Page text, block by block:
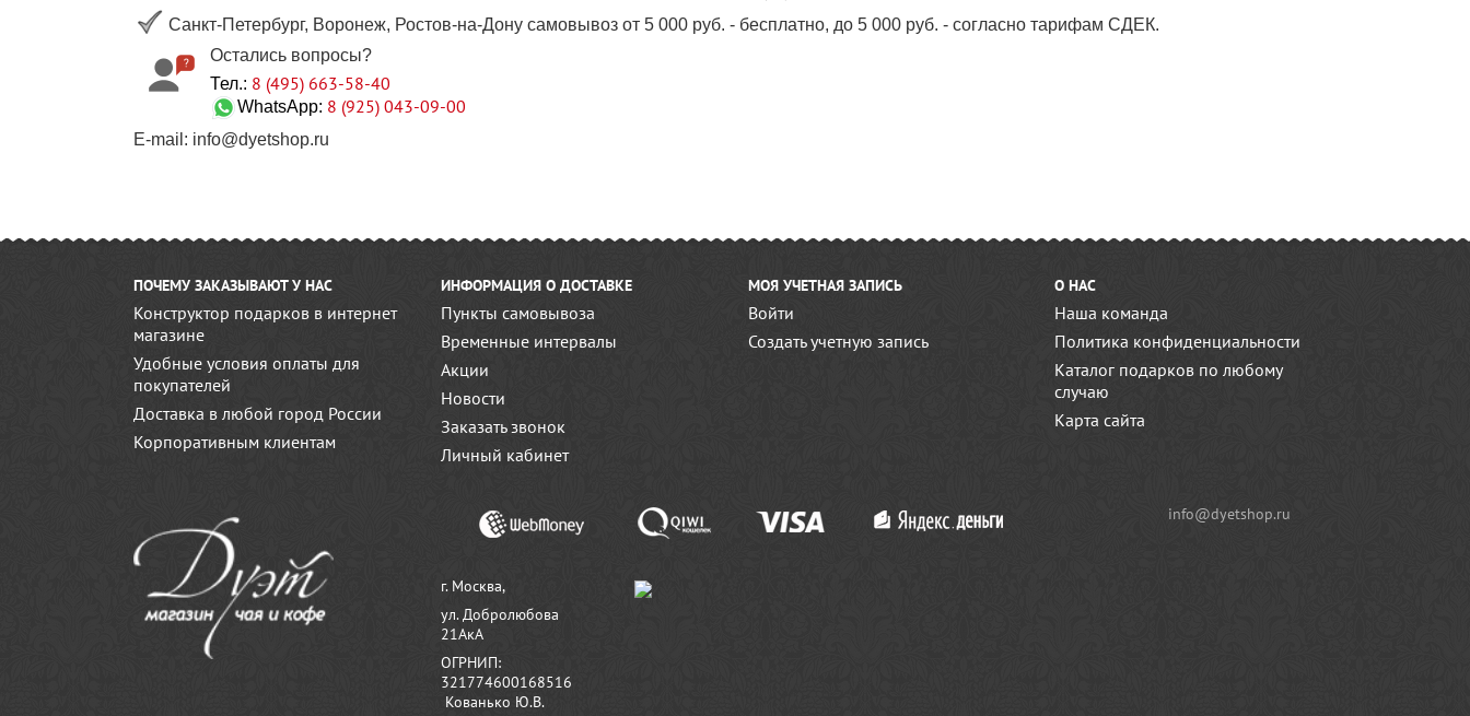
Санкт-Петербург, Воронеж, Ростов-на-Дону самовывоз от 5 000 руб. - бесплатно, до 5 000 руб. - согласно тарифам СДЕК.
Остались вопросы?
Тел.: 8 (495) 663-58-40
WhatsApp: 8 (925) 043-09-00
E-mail: info@dyetshop.ru
ПОЧЕМУ ЗАКАЗЫВАЮТ У НАС
Конструктор подарков в интернет
магазине
Удобные условия оплаты для
покупателей
Доставка в любой город России
Корпоративным клиентам
ИНФОРМАЦИЯ О ДОСТАВКЕ
Пункты самовывоза
Временные интервалы
Акции
Новости
Заказать звонок
Личный кабинет
МОЯ УЧЕТНАЯ ЗАПИСЬ
Войти
Создать учетную запись
О НАС
Наша команда
Политика конфиденциальности
Каталог подарков по любому
случаю
Карта сайта
г. Москва,
ул. Добролюбова
21АкА
ОГРНИП:
321774600168516
Кованько Ю.В.
info@dyetshop.ru